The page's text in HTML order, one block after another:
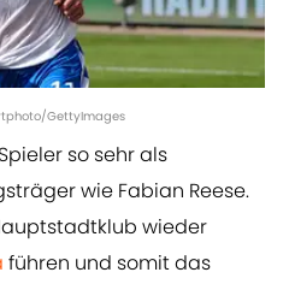
GettyImages
so sehr als
wie Fabian Reese.
wieder
führen und somit das